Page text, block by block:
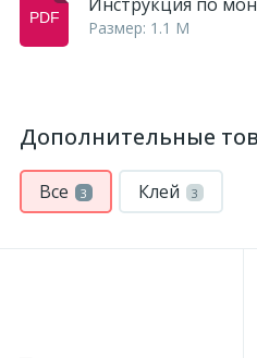
Размер: 1.1 M
Дополнительные
Все 3 Клей 3